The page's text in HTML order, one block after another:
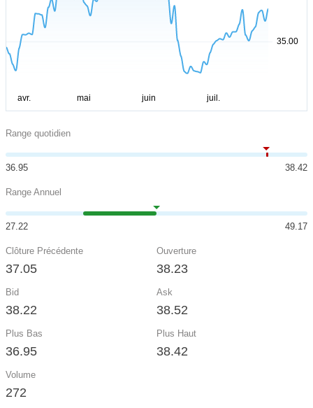
Range quotidien
36.95 38.42
Range Annuel
27.22 49.17
Clôture Précédente
37.05
Ouverture
38.23
Bid
38.22
Ask
38.52
Plus Bas
36.95
Plus Haut
38.42
Volume
272